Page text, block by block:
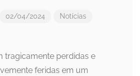
02/04/2024 Notícias
tragicamente perdidas e
feridas em um